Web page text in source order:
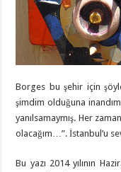
Borges bu şehir için
şimdim olduğuna
yanılsamaymış. Her
olacağım…”. İstanbul’u
Bu yazı 2014 yılının